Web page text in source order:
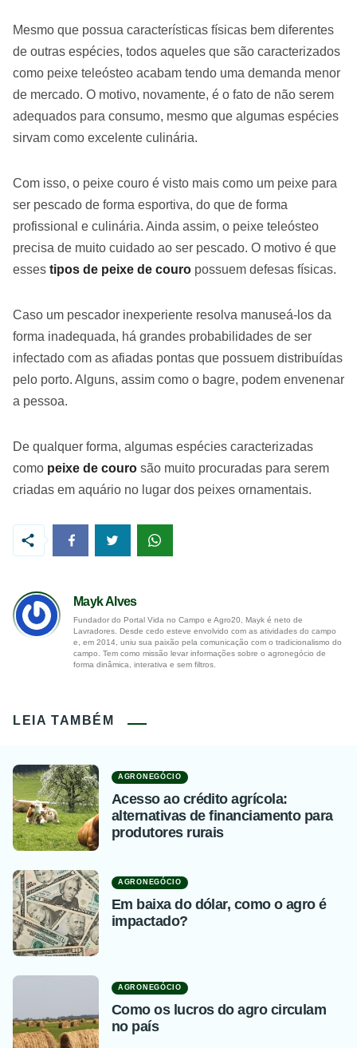
Mesmo que possua características físicas bem diferentes
de outras espécies, todos aqueles que são caracterizados
como peixe teleósteo acabam tendo uma demanda menor
de mercado. O motivo, novamente, é o fato de não serem
adequados para consumo, mesmo que algumas espécies
sirvam como excelente culinária.
Com isso, o peixe couro é visto mais como um peixe para
ser pescado de forma esportiva, do que de forma
profissional e culinária. Ainda assim, o peixe teleósteo
precisa de muito cuidado ao ser pescado. O motivo é que
esses tipos de peixe de couro possuem defesas físicas.
Caso um pescador inexperiente resolva manuseá-los da
forma inadequada, há grandes probabilidades de ser
infectado com as afiadas pontas que possuem distribuídas
pelo porto. Alguns, assim como o bagre, podem envenenar
a pessoa.
De qualquer forma, algumas espécies caracterizadas
como peixe de couro são muito procuradas para serem
criadas em aquário no lugar dos peixes ornamentais.
Mayk Alves
Fundador do Portal Vida no Campo e Agro20, Mayk é neto de
Lavradores. Desde cedo esteve envolvido com as atividades do campo
e, em 2014, uniu sua paixão pela comunicação com o tradicionalismo do
campo. Tem como missão levar informações sobre o agronegócio de
forma dinâmica, interativa e sem filtros.
LEIA TAMBÉM
AGRONEGÓCIO
Acesso ao crédito agrícola:
alternativas de financiamento para
produtores rurais
AGRONEGÓCIO
Em baixa do dólar, como o agro é
impactado?
AGRONEGÓCIO
Como os lucros do agro circulam
no país